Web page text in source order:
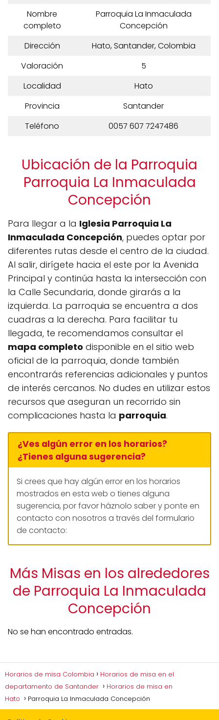
Nombre
completo
Parroquia La Inmaculada
Concepción
Dirección
Hato, Santander, Colombia
Valoración
5
Localidad
Hato
Provincia
Santander
Teléfono
0057 607 7247486
Ubicación de la Parroquia
Parroquia La Inmaculada
Concepción
Para llegar a la Iglesia Parroquia La
Inmaculada Concepción, puedes optar por
diferentes rutas desde el centro de la ciudad.
Al salir, dirígete hacia el este por la Avenida
Principal y continúa hasta la intersección con
la Calle Secundaria, donde girarás a la
izquierda. La parroquia se encuentra a dos
cuadras a la derecha. Para facilitar tu
llegada, te recomendamos consultar el
mapa completo disponible en el sitio web
oficial de la parroquia, donde también
encontrarás referencias adicionales y puntos
de interés cercanos. No dudes en utilizar estos
recursos que aseguran un recorrido sin
complicaciones hasta la parroquia.
¿Ves algún error en los horarios?
¿Tienes alguna sugerencia?
Si crees que hay algún error en los horarios
mostrados en esta web o tienes alguna
sugerencia, por favor háznolo saber y ponte en
contacto con nosotros a través del formulario
de contacto:
Más Misas en los alrededores
de Parroquia La Inmaculada
Concepción
No se han encontrado entradas.
Horarios de misa Colombia
Horarios de misa en el
departamento de Santander
Horarios de misa en
Hato
Parroquia La Inmaculada Concepción